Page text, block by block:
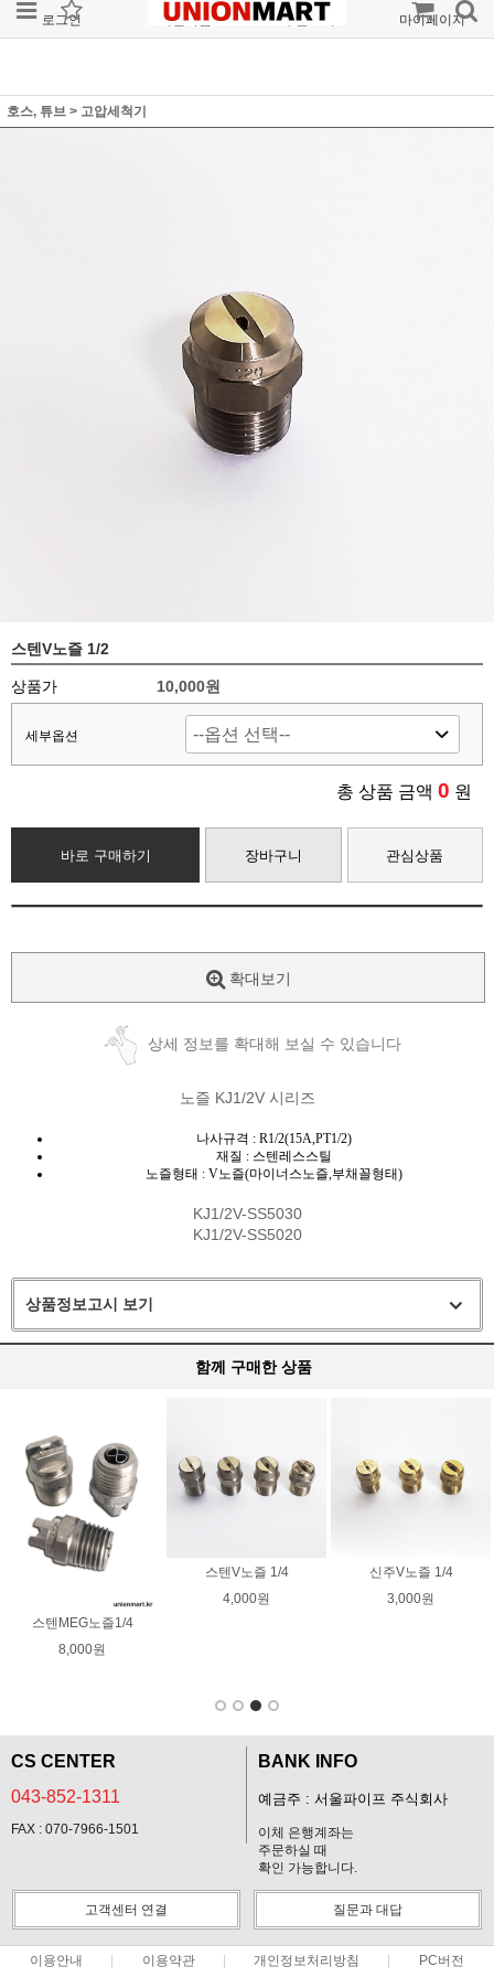
로그인 회원가입 주문조회 마이페이지
호스, 튜브 > 고압세척기
스텐V노즐 1/2
상품가 10,000원
세부옵션
총 상품 금액 0 원
바로 구매하기 장바구니 관심상품
확대보기
상세 정보를 확대해 보실 수 있습니다
노즐 KJ1/2V 시리즈
나사규격 : R1/2(15A,PT1/2)
재질 : 스텐레스스틸
노즐형태 : V노즐(마이너스노즐,부채꼴형태)
KJ1/2V-SS5030
KJ1/2V-SS5020
상품정보고시 보기
함께 구매한 상품
세차건 RL26
40,000원
CS CENTER
043-852-1311
FAX : 070-7966-1501
BANK INFO
예금주 : 서울파이프 주식회사
이체 은행계좌는
주문하실 때
확인 가능합니다.
고객센터 연결 질문과 대답
이용안내 이용약관 개인정보처리방침 PC버전